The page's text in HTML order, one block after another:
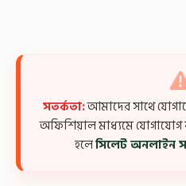
সতর্কতা:আমাদের সাথে
অফিশিয়াল মাধ্যমে
হলেসিলেট অনলাইন